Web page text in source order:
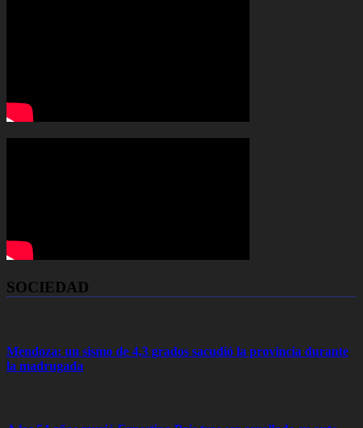
SOCIEDAD
Mendoza: un sismo de 4,3 grados sacudió la provincia durante
la madrugada